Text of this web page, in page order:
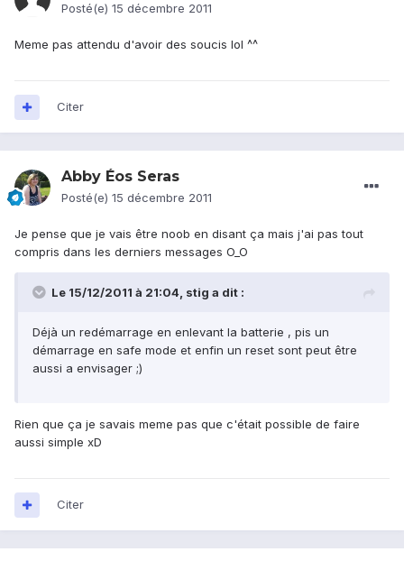
Posté(e) 15 décembre 2011
Meme pas attendu d'avoir des soucis lol ^^
Citer
Abby Éos Seras
Posté(e) 15 décembre 2011
Je pense que je vais être noob en disant ça mais j'ai pas tout
compris dans les derniers messages O_O
Le 15/12/2011 à 21:04, stig a dit :
Déjà un redémarrage en enlevant la batterie , pis un
démarrage en safe mode et enfin un reset sont peut être
aussi a envisager ;)
Rien que ça je savais meme pas que c'était possible de faire
aussi simple xD
Citer